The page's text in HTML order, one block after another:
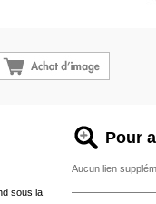
sous la
Pour
Aucun lien